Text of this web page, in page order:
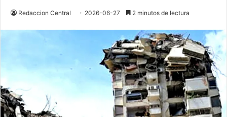
Redaccion Central 2026-06-27 2 minutos de lectura